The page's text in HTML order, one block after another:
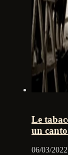
Le
un
06/03/2022